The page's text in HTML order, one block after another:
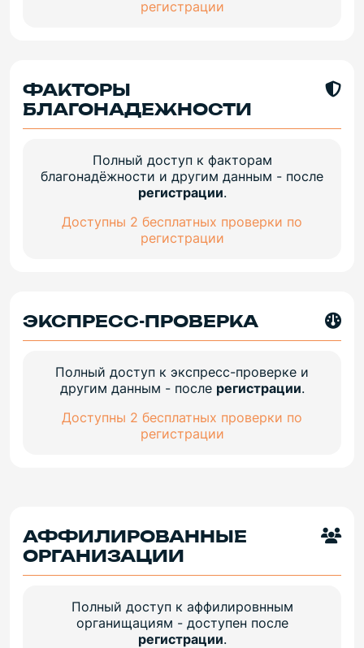
регистрации
ФАКТОРЫ
БЛАГОНАДЕЖНОСТИ
Полный доступ к факторам
благонадёжности и другим данным - после
регистрации.
Доступны 2 бесплатных проверки по
регистрации
ЭКСПРЕСС-ПРОВЕРКА
Полный доступ к экспресс-проверке и
другим данным - после регистрации.
Доступны 2 бесплатных проверки по
регистрации
АФФИЛИРОВАННЫЕ
ОРГАНИЗАЦИИ
Полный доступ к аффилировнным
органищациям - доступен после
регистрации.